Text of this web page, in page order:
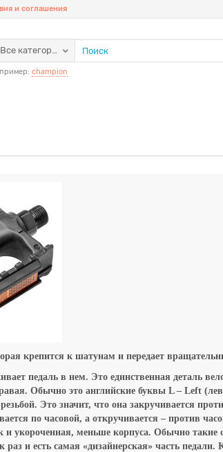
и соглашения
Все категории
champion
крепится к шатунам и передает
педаль в нем. Это единственная деталь
Обычно это английские буквы L – Left
Это значит, что она закручивается
по часовой, а откручивается – против
укороченная, меньше корпуса. Обычно такие
и есть самая «дизайнерская» часть